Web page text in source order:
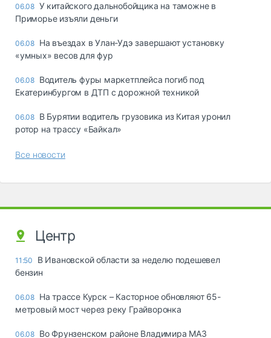
06.08 У китайского дальнобойщика на таможне в
Приморье изъяли деньги
06.08 Ha въeздax в Улaн-Удэ зaвepшaют ycтaнoвкy
«yмныx» вecoв для фyp
06.08 Водитель фуры маркетплейса погиб под
Екатеринбургом в ДТП с дорожной техникой
06.08 В Бурятии водитель грузовика из Китая уронил
ротор на трассу «Байкал»
Все новости
Центр
11:50
В Ивановской области за неделю подешевел
бензин
06.08 На трассе Курск – Касторное обновляют 65-
метровый мост через реку Грайворонка
06.08 Во Фрунзенском районе Владимира МАЗ